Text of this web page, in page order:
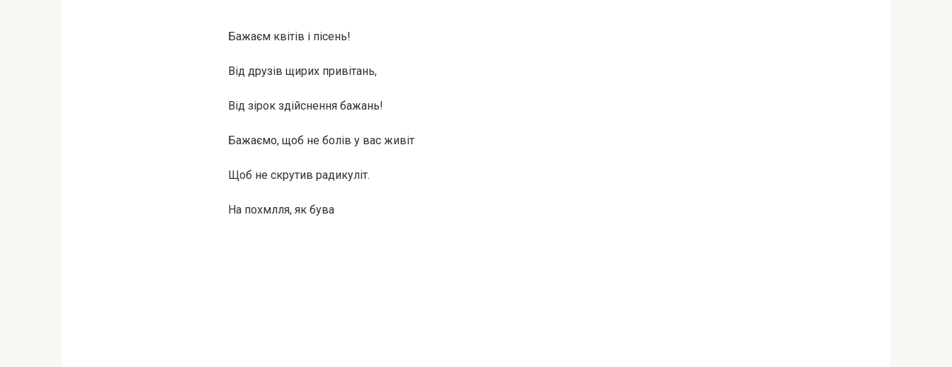
Бажаєм квітів і пісень!
Від друзів щирих привітань,
Від зірок здійснення бажань!
Бажаємо, щоб не болів у вас живіт
Щоб не скрутив радикуліт.
На пoхмлля, як бува